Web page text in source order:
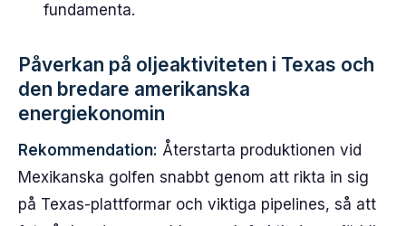
fundamenta.
Påverkan på oljeaktiviteten i Texas och
den bredare amerikanska
energiekonomin
Rekommendation: Återstarta produktionen vid
Mexikanska golfen snabbt genom att rikta in sig
på Texas-plattformar och viktiga pipelines, så att